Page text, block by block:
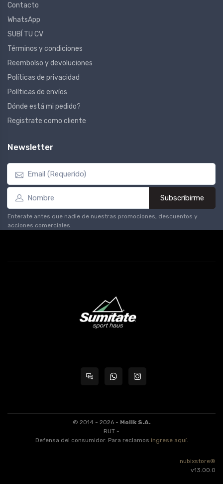
Contacto
WhatsApp
SUBÍ TU CV
Términos y condiciones
Reembolso y devoluciones
Políticas de privacidad
Políticas de envíos
Dónde está mi pedido?
Registrate como cliente
Newsletter
Subscribirme
Enterate antes que nadie de nuestras promociones, descuentos y
acciones comerciales.
© 2014 - 2026 - Molik S.A.
RUT -
Defensa del consumidor. Para reclamos ingrese aquí.
nubixstore®
v13.00.0